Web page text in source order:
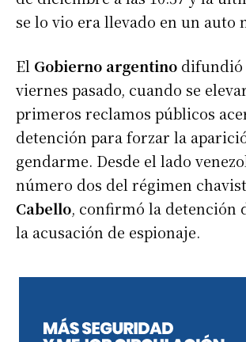
se lo vio era llevado en un auto
El Gobierno argentino difundió
viernes pasado, cuando se
primeros reclamos públicos
detención para forzar la
gendarme. Desde el lado
número dos del régimen
Cabello, confirmó la detención
la acusación de espionaje.